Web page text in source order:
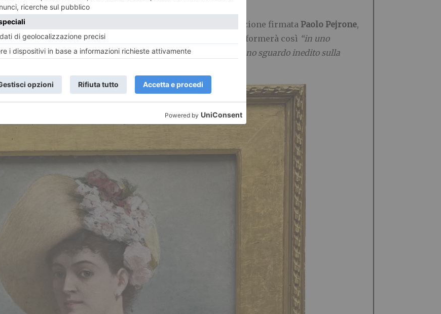
pregio, quella dell’ , un’intuizione firmata Paolo Pejrone,
internazionale. Il cortile interno della “Castiglia” si trasformerà così “in uno
ferro battuto dialogheranno con la storia del luogo, offrendo uno sguardo inedito sulla
applicata al giardino’”